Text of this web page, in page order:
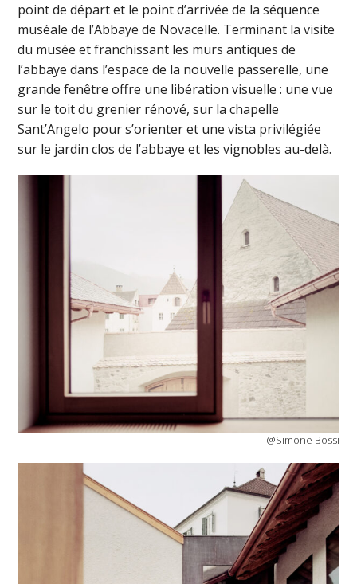
point de départ et le point d’arrivée de la séquence
muséale de l’Abbaye de Novacelle. Terminant la visite
du musée et franchissant les murs antiques de
l’abbaye dans l’espace de la nouvelle passerelle, une
grande fenêtre offre une libération visuelle : une vue
sur le toit du grenier rénové, sur la chapelle
Sant’Angelo pour s’orienter et une vista privilégiée
sur le jardin clos de l’abbaye et les vignobles au-delà.
@Simone Bossi